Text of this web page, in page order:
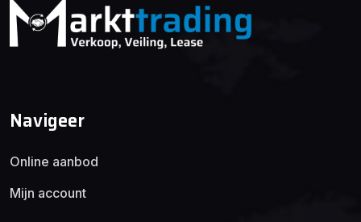
Navigeer
Online aanbod
Mijn account